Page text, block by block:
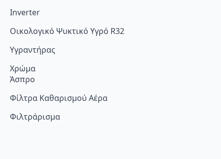
Inverter
Οικολογικό Ψυκτικό Υγρό R32
Υγραντήρας
Χρώμα
Άσπρο
Φίλτρα Καθαρισμού Αέρα
Φιλτράρισμα